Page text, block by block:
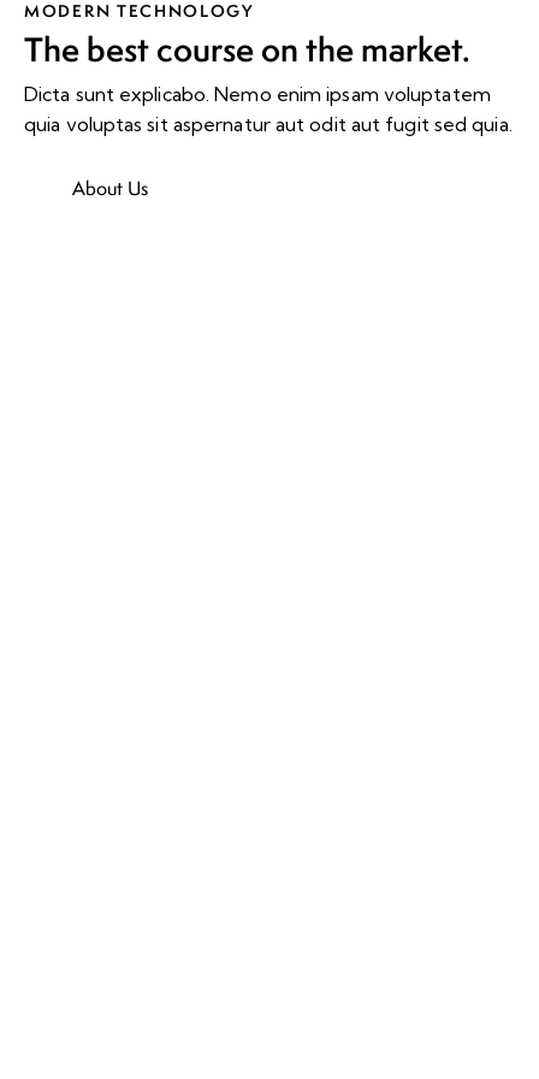
MODERN TECHNOLOGY
The best course on the market.
Dicta sunt explicabo. Nemo enim ipsam voluptatem
quia voluptas sit aspernatur aut odit aut fugit sed quia.
About Us